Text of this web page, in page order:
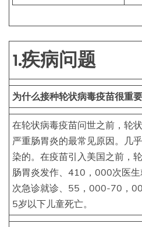
1.疾病问题
为什么接种轮状病毒疫苗很重
在轮状病毒疫苗问世之前，轮
严重肠胃炎的最常见原因。几
染的。在疫苗引入美国之前，
肠胃炎发作、410，000次医
次急诊就诊、55，000-70，
5岁以下儿童死亡。